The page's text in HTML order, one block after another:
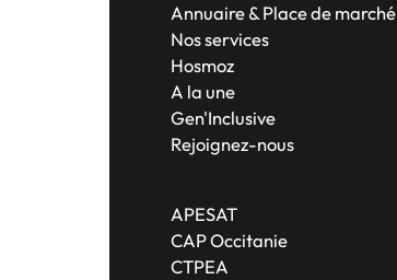
Annuaire & Place de marché
Nos services
Hosmoz
A la une
Gen'Inclusive
Rejoignez-nous
APESAT
CAP Occitanie
CTPEA